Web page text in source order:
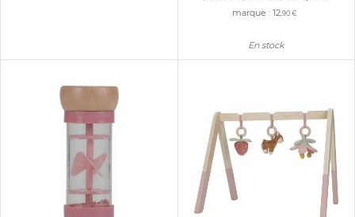
marque : 12,90 €
En stock